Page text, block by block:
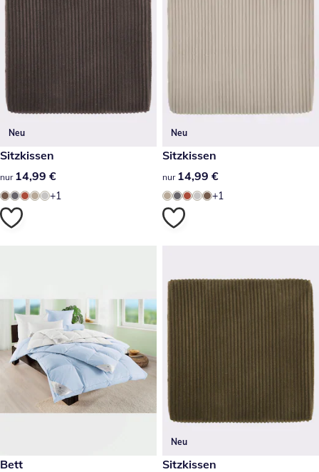
Neu
14,99 €
Sitzkissen
14,99 €
nur 14,99 €
+1
Neu
14,99 €
Sitzkissen
14,99 €
nur 14,99 €
+1
99,99 €
Bett
Neu
14,99 €
Sitzkissen